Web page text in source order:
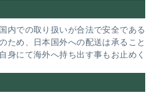
内での取り扱いが合法で安全である
ため、日本国外への配送は承ること
身にて海外へ持ち出す事もお止めく